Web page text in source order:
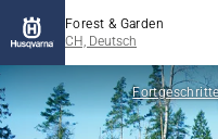
Forest & Garden
CH, Deutsch